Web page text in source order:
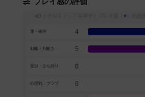
※
運・確率 4
戦略・判断力 5
交渉・立ち回り 0
心理戦・ブラフ 0